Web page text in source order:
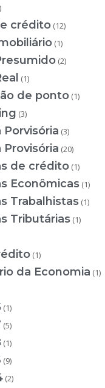
crédito (12)
(1)
(2)
(1)
de ponto (1)
(3)
Porvisória (3)
Provisória (20)
de crédito (1)
Econômicas (1)
Trabalhistas (1)
Tributárias (1)
(1)
da Economia (1)
(1)
(5)
(1)
(9)
(2)